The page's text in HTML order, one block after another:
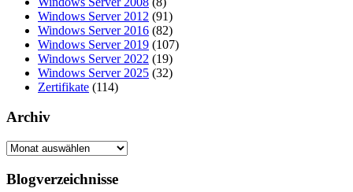
Windows Server 2012 (91)
Windows Server 2016 (82)
Windows Server 2019 (107)
Windows Server 2022 (19)
Windows Server 2025 (32)
Zertifikate (114)
Archiv
Archiv
Blogverzeichnisse